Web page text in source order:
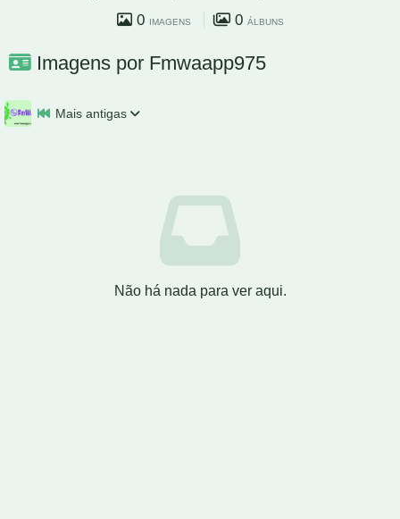
0 IMAGENS 0 ÁLBUNS
Imagens por Fmwaapp975
Mais antigas
Não há nada para ver aqui.